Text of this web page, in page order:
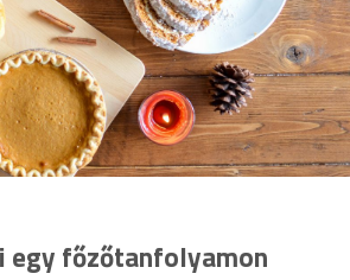
egy főzőtanfolyamon